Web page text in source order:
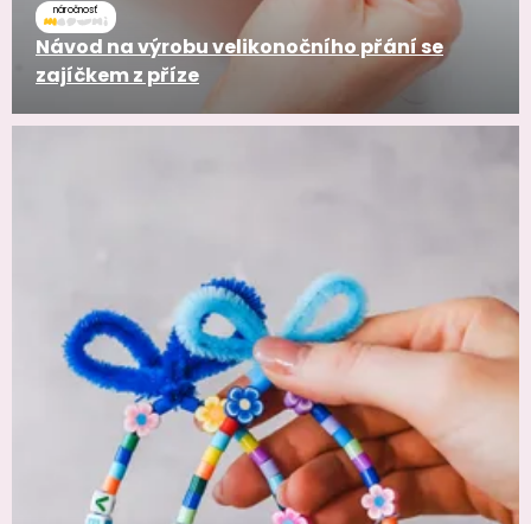
náročnosť
Návod na výrobu velikonočního přání se
zajíčkem z příze